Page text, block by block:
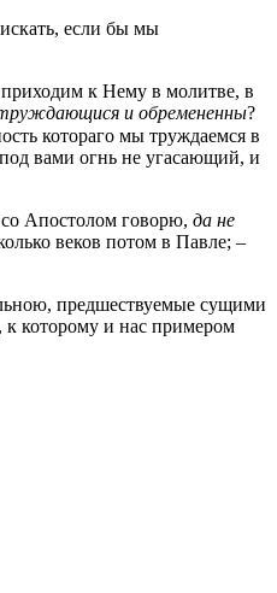
если бы мы
к Нему в молитве, в
и обремененны?
котораго мы труждаемся в
вами огнь не угасающий, и
со Апостолом говорю, да не
веков потом в Павле; –
предшествуемые сущими
которому и нас примером